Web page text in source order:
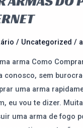
/ Uncategorized /
arma Como
conosco, sem
uma arma
eu vou te dizer.
uma arma de fogo